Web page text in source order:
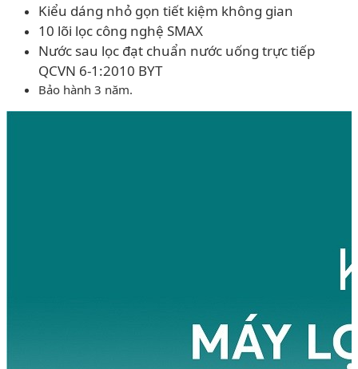
Kiểu dáng nhỏ gọn tiết kiệm không gian
10 lõi lọc công nghệ SMAX
Nước sau lọc đạt chuẩn nước uống trực tiếp
QCVN 6-1:2010 BYT
Bảo hành 3 năm.